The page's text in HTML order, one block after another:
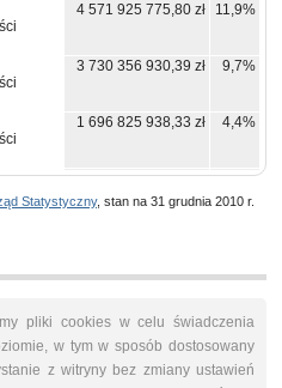
4 571 925 775,80 zł 11,9%
3 730 356 930,39 zł 9,7%
1 696 825 938,33 zł 4,4%
z
1 337 520 671,55 zł 3,5%
351 562 351,03 zł
0,9%
541 686 330 zł 1,4%
Statystyczny, stan na 31 grudnia 2010 r.
pliki cookies w celu świadczenia
w tym w sposób dostosowany
z witryny bez zmiany ustawień